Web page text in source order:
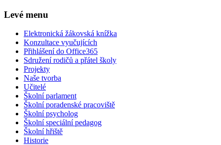
Levé menu
Elektronická žákovská knížka
Konzultace vyučujících
Přihlášení do Office365
Sdružení rodičů a přátel školy
Projekty
Naše tvorba
Učitelé
Školní parlament
Školní poradenské pracoviště
Školní psycholog
Školní speciální pedagog
Školní hřiště
Historie